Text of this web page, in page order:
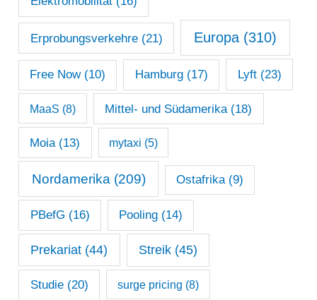
Erprobungsverkehre(21) Europa (310)
Free Now(10) Hamburg(17) Lyft(23)
MaaS (8) Mittel- und Südamerika (18)
Moia (13) mytaxi (5)
Nordamerika (209) Ostafrika(9)
PBefG (16) Pooling (14)
Prekariat (44) Streik(45)
Studie(20) surge pricing (8)